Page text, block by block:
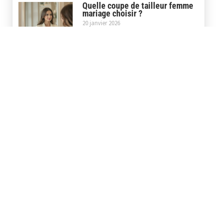
Quelle coupe de tailleur femme
mariage choisir ?
20 janvier 2026